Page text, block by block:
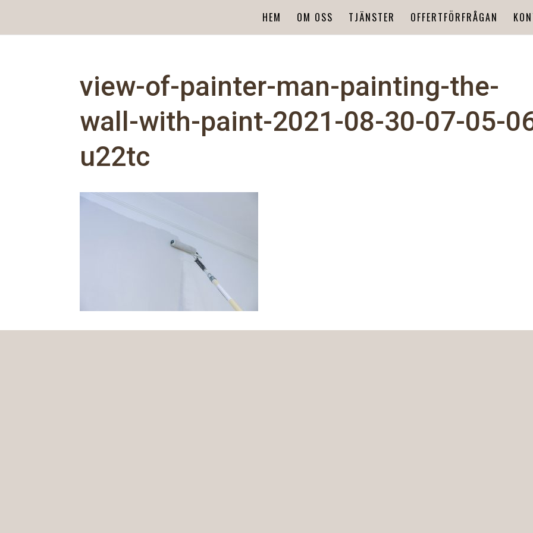
HEM OM OSS TJÄNSTER OFFERTFÖRFRÅGAN
view-of-painter-man-painting-the-
wall-with-paint-2021-08-30-07-05-
u22tc